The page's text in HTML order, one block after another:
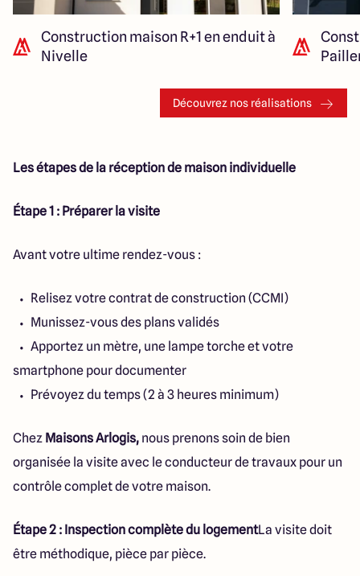
Construction maison R+1 en enduit à
Nivelle
Découvrez nos réalisations
Les étapes de la réception de maison individuelle
Étape 1 : Préparer la visite
Avant votre ultime rendez-vous :
Relisez votre contrat de construction (CCMI)
Munissez-vous des plans validés
Apportez un mètre, une lampe torche et votre
smartphone pour documenter
Prévoyez du temps (2 à 3 heures minimum)
Chez Maisons Arlogis, nous prenons soin de bien
organisée la visite avec le conducteur de travaux pour un
contrôle complet de votre maison.
Étape 2 : Inspection complète du logementLa visite doit
être méthodique, pièce par pièce.